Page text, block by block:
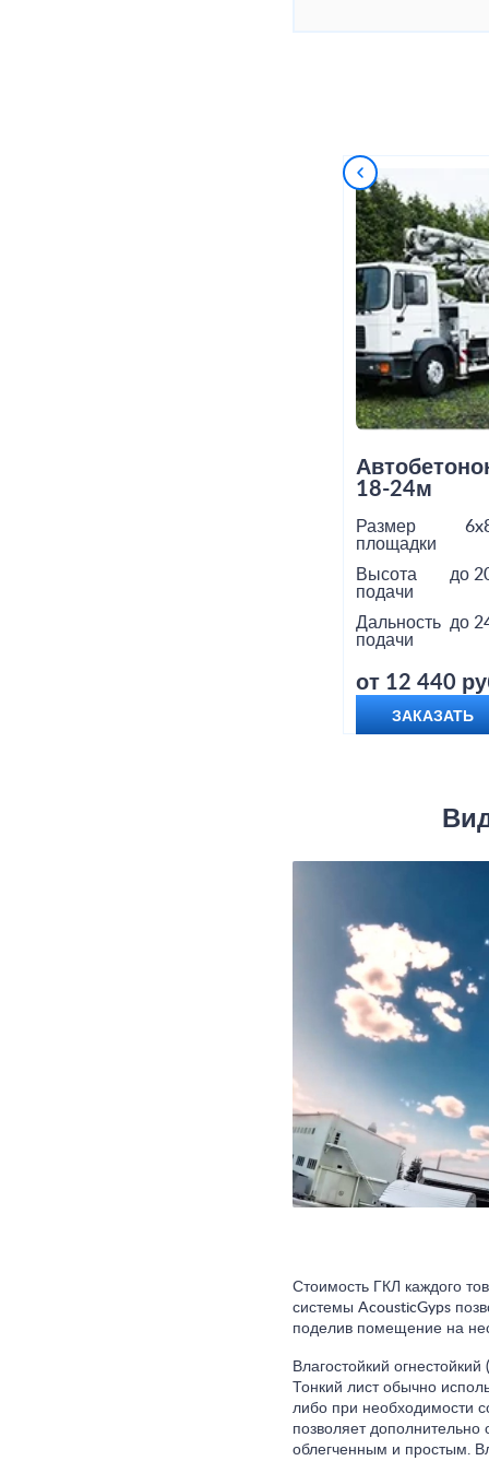
18-24м
Размер
площадки
Высота
подачи
до
Дальность
подачи
до
от 12 440
ЗАКАЗАТЬ
Стоимость ГКЛ каждого
системы AcousticGyps
поделив помещение на
Влагостойкий
Тонкий лист обычно
либо при необходимости
позволяет дополнительно
облегченным и простым.